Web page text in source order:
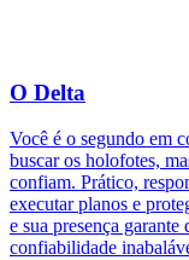
O Delta
Você é o segundo em
buscar os holofotes,
confiam. Prático,
executar planos e
e sua presença garante
confiabilidade